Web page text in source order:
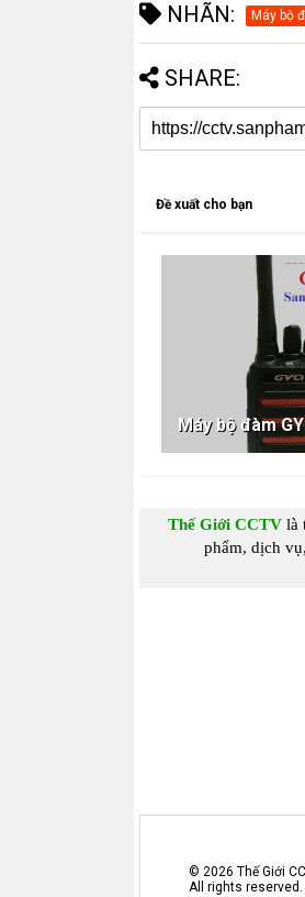
NHÃN: Máy bộ
SHARE:
Đề xuất cho bạn
Máy bộ đàm
Thế Giới CCTVlà
phẩm, dịch
© 2026 Thế Giới
All rights reserved.